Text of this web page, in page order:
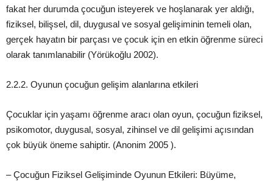
fakat her durumda çocuğun isteyerek ve hoşlanarak yer aldığı,
fiziksel, bilişsel, dil, duygusal ve sosyal gelişiminin temeli olan,
gerçek hayatın bir parçası ve çocuk için en etkin öğrenme süreci
olarak tanımlanabilir (Yörükoğlu 2002).
2.2.2. Oyunun çocuğun gelişim alanlarına etkileri
Çocuklar için yaşamı öğrenme aracı olan oyun, çocuğun fiziksel,
psikomotor, duygusal, sosyal, zihinsel ve dil gelişimi açısından
çok büyük öneme sahiptir. (Anonim 2005 ).
– Çocuğun Fiziksel Gelişiminde Oyunun Etkileri: Büyüme,